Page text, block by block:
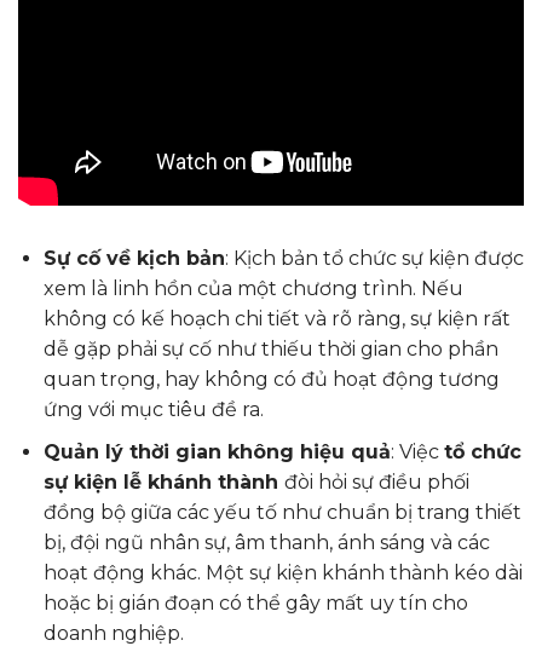
Sự cố về kịch bản: Kịch bản tổ chức sự kiện được
xem là linh hồn của một chương trình. Nếu
không có kế hoạch chi tiết và rõ ràng, sự kiện rất
dễ gặp phải sự cố như thiếu thời gian cho phần
quan trọng, hay không có đủ hoạt động tương
ứng với mục tiêu đề ra.
Quản lý thời gian không hiệu quả: Việc tổ chức
sự kiện lễ khánh thành đòi hỏi sự điều phối
đồng bộ giữa các yếu tố như chuẩn bị trang thiết
bị, đội ngũ nhân sự, âm thanh, ánh sáng và các
hoạt động khác. Một sự kiện khánh thành kéo dài
hoặc bị gián đoạn có thể gây mất uy tín cho
doanh nghiệp.